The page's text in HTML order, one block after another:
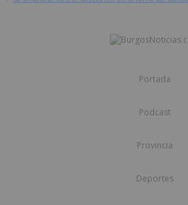
Portada
Podcast
Provincia
Deportes